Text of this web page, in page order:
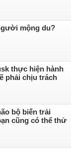
mộng du?
thực hiện hành
phải chịu trách
bộ biến trải
cũng có thể thử